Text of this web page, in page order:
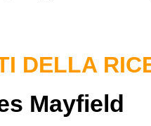
DELLA
Mayfield